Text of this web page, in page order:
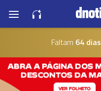
Faltam 64 dias